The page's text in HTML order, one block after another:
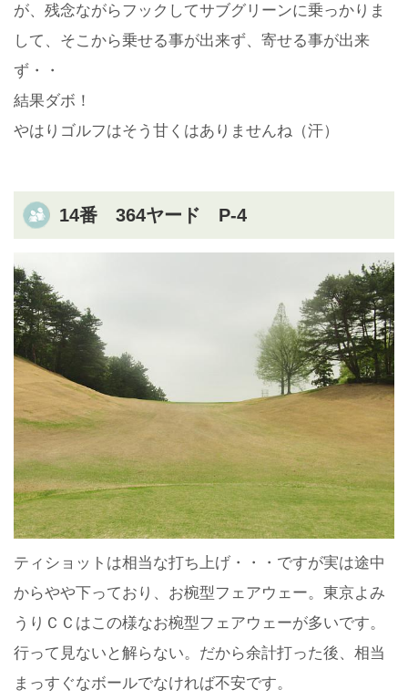
が、残念ながらフックしてサブグリーンに乗っかりま
して、そこから乗せる事が出来ず、寄せる事が出来
ず・・
結果ダボ！
やはりゴルフはそう甘くはありませんね（汗）
14番 364ヤード P-4
ティショットは相当な打ち上げ・・・ですが実は途中
からやや下っており、お椀型フェアウェー。東京よみ
うりＣＣはこの様なお椀型フェアウェーが多いです。
行って見ないと解らない。だから余計打った後、相当
まっすぐなボールでなければ不安です。